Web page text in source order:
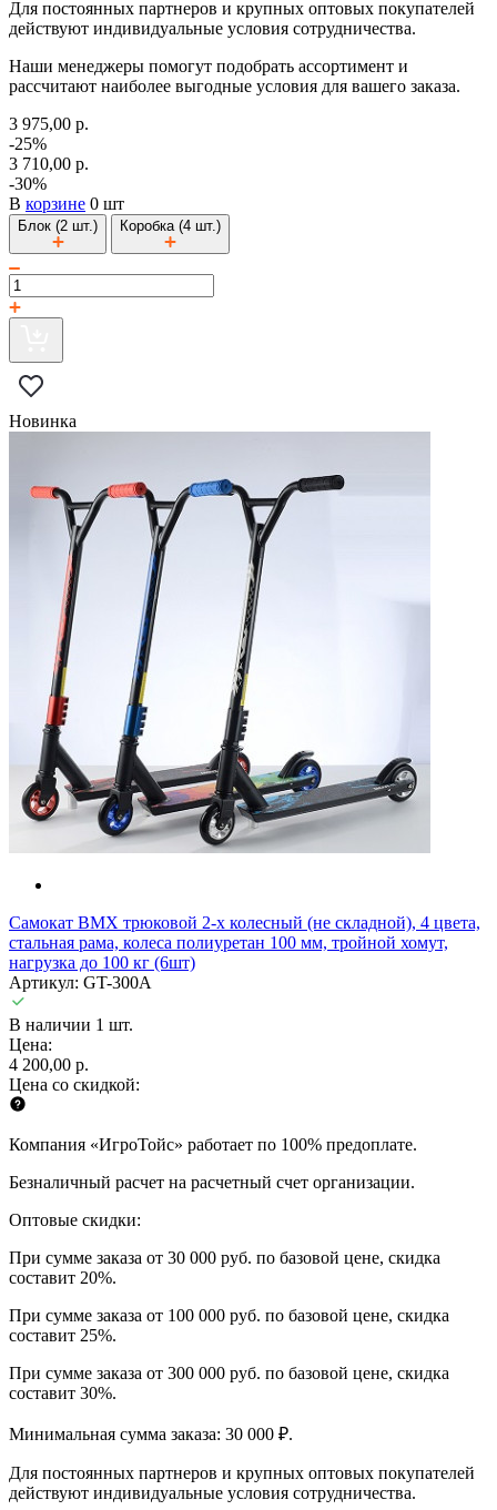
Для постоянных партнеров и крупных оптовых покупателей
действуют индивидуальные условия сотрудничества.
Наши менеджеры помогут подобрать ассортимент и
рассчитают наиболее выгодные условия для вашего заказа.
3 975,00 р.
-25%
3 710,00 р.
-30%
В корзине 0 шт
Блок (2 шт.) Коробка (4 шт.)
Новинка
Самокат BMX трюковой 2-х колесный (не складной), 4 цвета,
стальная рама, колеса полиуретан 100 мм, тройной хомут,
нагрузка до 100 кг (6шт)
Артикул: GT-300A
В наличии 1 шт.
Цена:
4 200,00 р.
Цена со скидкой:
Компания «ИгроТойс» работает по 100% предоплате.
Безналичный расчет на расчетный счет организации.
Оптовые скидки:
При сумме заказа от 30 000 руб. по базовой цене, скидка
составит 20%.
При сумме заказа от 100 000 руб. по базовой цене, скидка
составит 25%.
При сумме заказа от 300 000 руб. по базовой цене, скидка
составит 30%.
Минимальная сумма заказа: 30 000 ₽.
Для постоянных партнеров и крупных оптовых покупателей
действуют индивидуальные условия сотрудничества.